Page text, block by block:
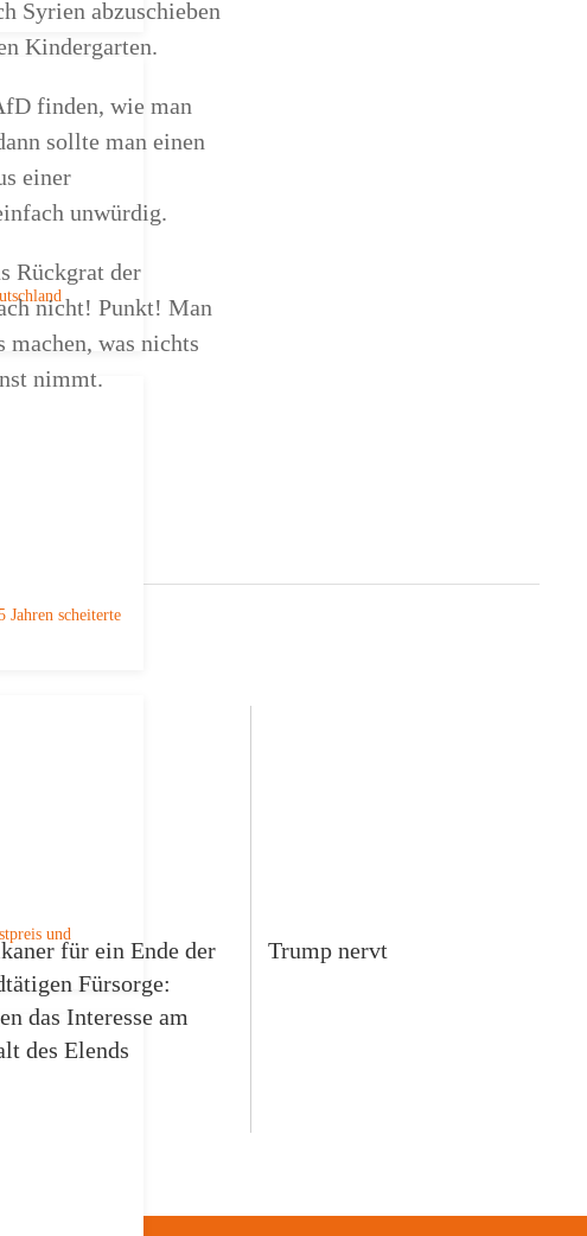
Jahren scheiterte
und
Syrien abzuschieben
Kindergarten.
finden, wie man
sollte man einen
einer
unwürdig.
Rückgrat der
nicht! Punkt! Man
machen, was nichts
nimmt.
für ein Ende der
Fürsorge:
das Interesse am
des Elends
Trump nervt